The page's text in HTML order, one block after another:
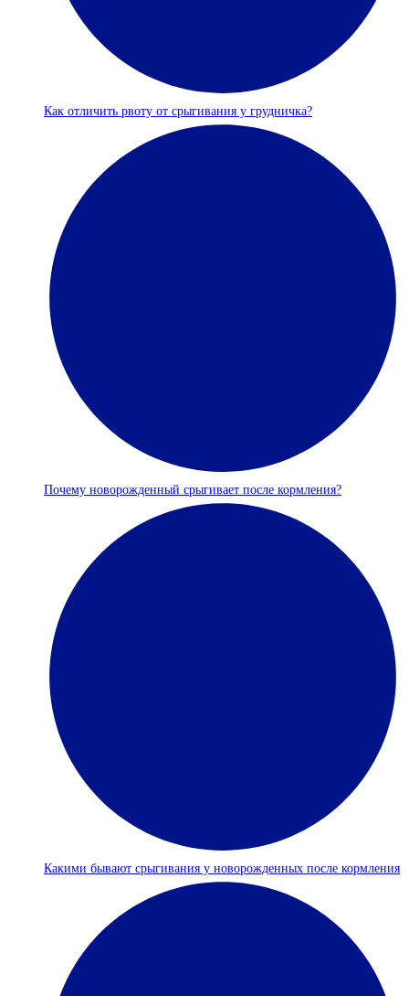
Как отличить рвоту от срыгивания у грудничка?
Почему новорожденный срыгивает после кормления?
Какими бывают срыгивания у новорожденных после кормления